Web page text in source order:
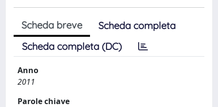
Scheda breve
Scheda completa
Scheda completa (DC)
Anno
2011
Parole chiave